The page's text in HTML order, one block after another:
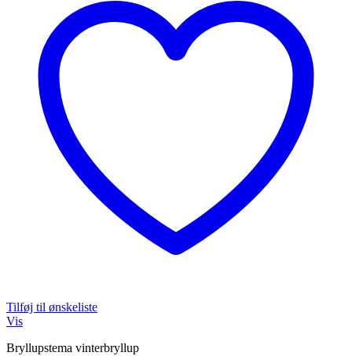
Tilføj til ønskeliste
Vis
Bryllupstema vinterbryllup